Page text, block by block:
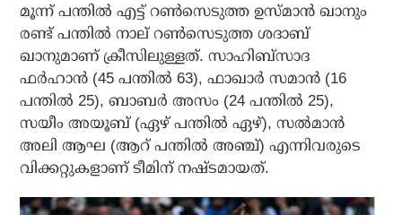
മൂന്ന് പന്തില്‍ എട്ട് റണ്‍സെടുത്ത ഉസ്മാന്‍ ഖാനും
രണ്ട് പന്തില്‍ നാല് റണ്‍സെടുത്ത ശദാബ്
ഖാനുമാണ് ക്രീസിലുള്ളത്. സാഹിബ്സാദ
ഫര്‍ഹാന്‍ (45 പന്തില്‍ 63), ഫാഖാര്‍ സമാന്‍ (16
പന്തില്‍ 25), ബാബര്‍ അസം (24 പന്തില്‍ 25),
സയീം അയൂബ് (ഏഴ് പന്തില്‍ ഏഴ്), സല്‍മാന്‍
അലി ആഘ (ആറ് പന്തില്‍ അഞ്ച്) എന്നിവരുടെ
വിക്കറ്റുകളാണ് ടീമിന് നഷ്ടമായത്.